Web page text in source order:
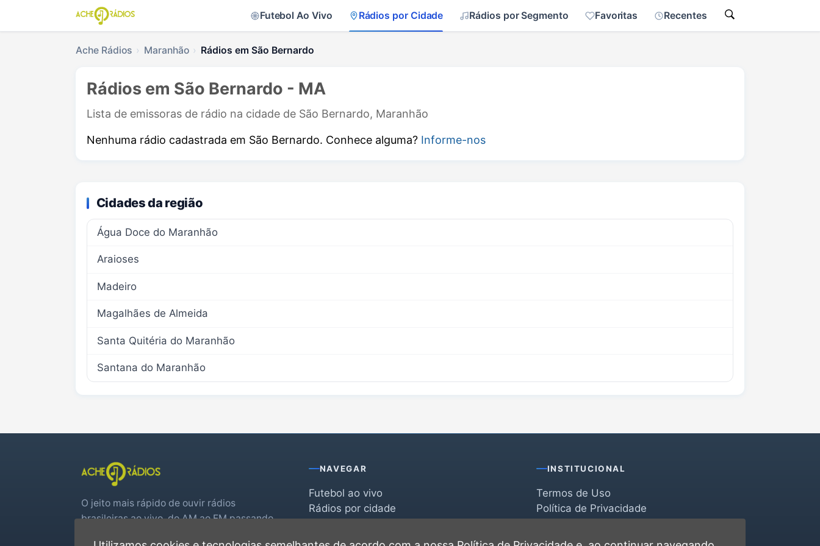
Futebol Ao Vivo Rádios por Cidade Rádios por Segmento Favoritas Recentes
Ache Rádios Maranhão Rádios em São Bernardo
Rádios em São Bernardo - MA
Lista de emissoras de rádio na cidade de São Bernardo, Maranhão
Nenhuma rádio cadastrada em São Bernardo. Conhece alguma? Informe-nos
Cidades da região
Água Doce do Maranhão
Araioses
Madeiro
Magalhães de Almeida
Santa Quitéria do Maranhão
Santana do Maranhão
O jeito mais rápido de ouvir rádios
brasileiras ao vivo, do AM ao FM passando
NAVEGAR
Futebol ao vivo
Rádios por cidade
Favoritas
INSTITUCIONAL
Termos de Uso
Política de Privacidade
Contato